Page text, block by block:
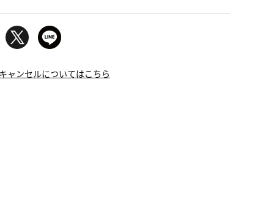
ャンセルについてはこちら